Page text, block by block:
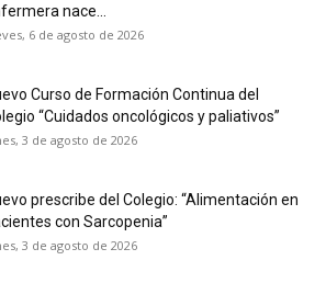
nace...
6 de agosto de 2026
Curso de Formación Continua del
“Cuidados oncológicos y paliativos”
3 de agosto de 2026
prescribe del Colegio: “Alimentación en
con Sarcopenia”
3 de agosto de 2026